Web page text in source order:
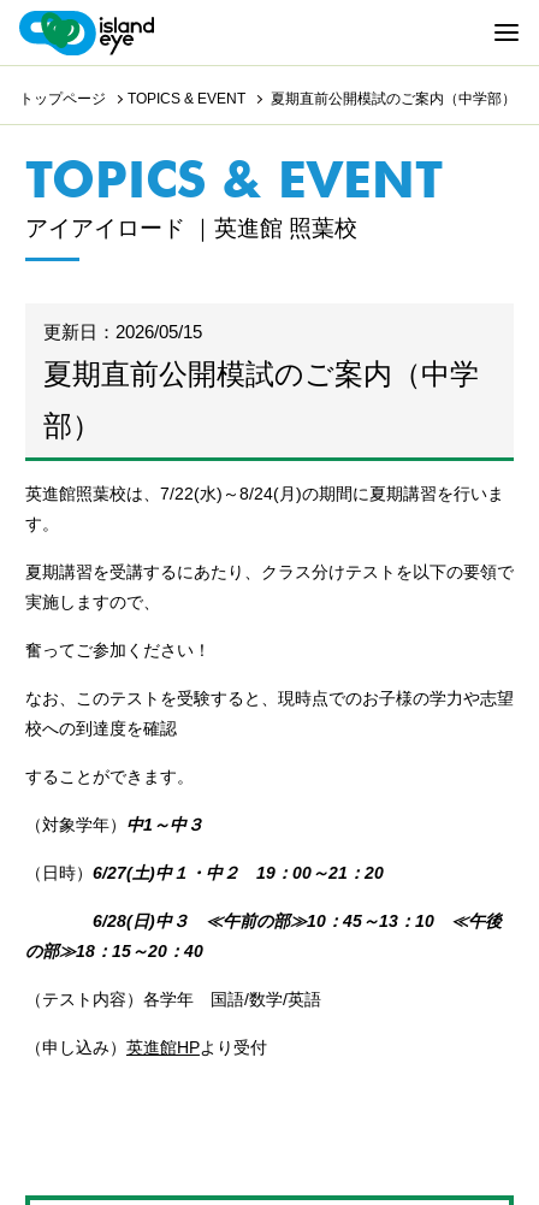
トップページ TOPICS & EVENT 夏期直前公開模試のご案内（中学部）
TOPICS & EVENT
アイアイロード ｜英進館 照葉校
更新日：2026/05/15
夏期直前公開模試のご案内（中学
部）
英進館照葉校は、7/22(水)～8/24(月)の期間に夏期講習を行いま
す。
夏期講習を受講するにあたり、クラス分けテストを以下の要領で
実施しますので、
奮ってご参加ください！
なお、このテストを受験すると、現時点でのお子様の学力や志望
校への到達度を確認
することができます。
（対象学年） 中1～中３
（日時） 6/27(土)中１・中２ 19：00～21：20
6/28(日)中３ ≪午前の部≫10：45～13：10 ≪午後
の部≫18：15～20：40
（テスト内容）各学年 国語/数学/英語
（申し込み） 英進館HPより受付